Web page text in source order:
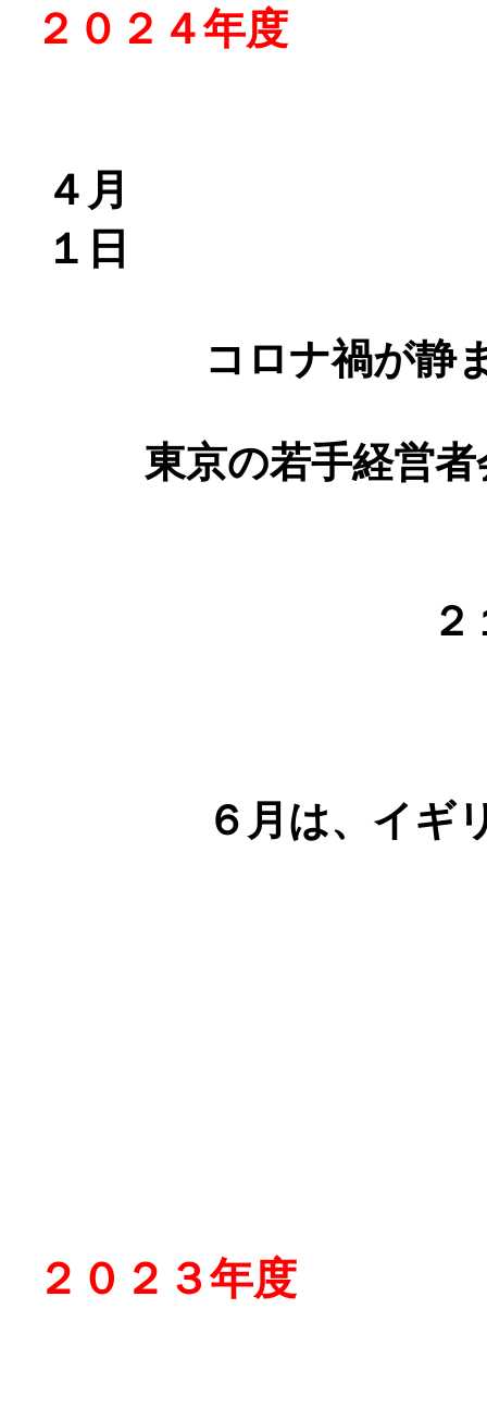
２０２４年度
４月
１日
コロナ禍が静
東京の若手経営
６月は、イギ
２０２３年度